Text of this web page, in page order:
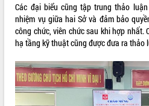
Các đại biểu cũng tập trung thảo
nhiệm vụ giữa hai Sở và đảm bảo
công chức, viên chức sau khi hợp nhất.
hạ tầng kỹ thuật cũng được đưa ra thảo